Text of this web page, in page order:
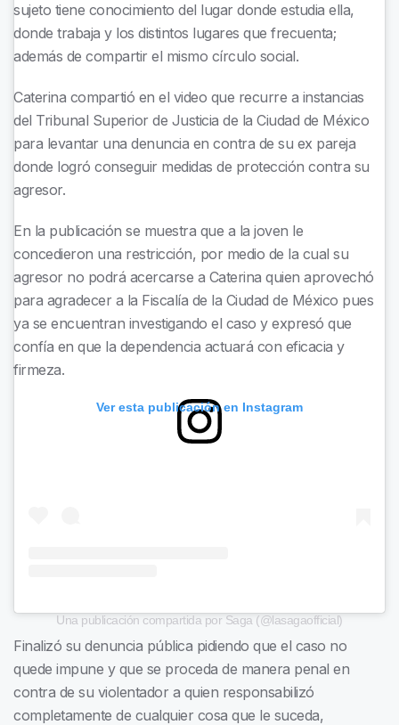
sujeto tiene conocimiento del lugar donde estudia ella,
donde trabaja y los distintos lugares que frecuenta;
además de compartir el mismo círculo social.
Caterina compartió en el video que recurre a instancias
del Tribunal Superior de Justicia de la Ciudad de México
para levantar una denuncia en contra de su ex pareja
donde logró conseguir medidas de protección contra su
agresor.
En la publicación se muestra que a la joven le
concedieron una restricción, por medio de la cual su
agresor no podrá acercarse a Caterina quien aprovechó
para agradecer a la Fiscalía de la Ciudad de México pues
ya se encuentran investigando el caso y expresó que
confía en que la dependencia actuará con eficacia y
firmeza.
Ver esta publicación en Instagram
Una publicación compartida por Saga (@lasagaofficial)
Finalizó su denuncia pública pidiendo que el caso no
quede impune y que se proceda de manera penal en
contra de su violentador a quien responsabilizó
completamente de cualquier cosa que le suceda,